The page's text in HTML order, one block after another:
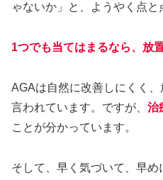
ゃないか」と、ようやく点と
1つでも当てはまるなら、放
AGAは自然に改善しにくく
言われています。ですが、 治
ことが分かっています。
そして、早く気づいて、早